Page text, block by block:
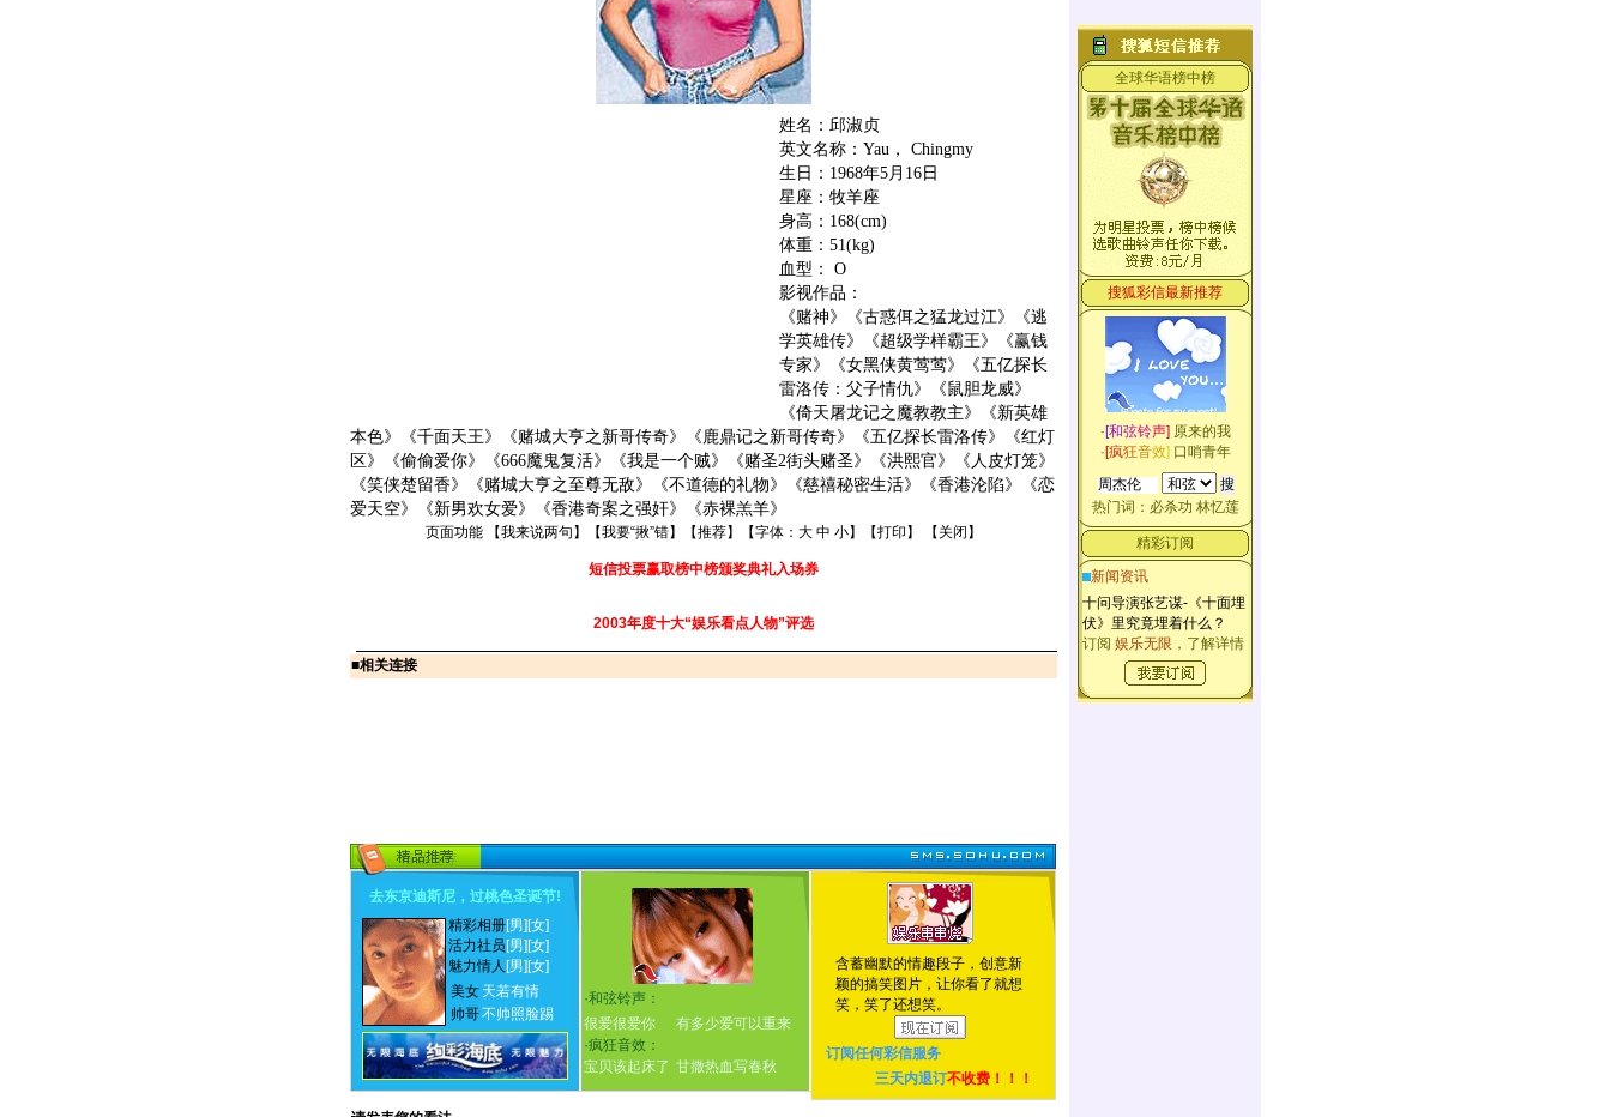
姓名：邱淑贞
英文名称：Yau， Chingmy
生日：1968年5月16日
星座：牧羊座
身高：168(cm)
体重：51(kg)
血型： O
影视作品：
《赌神》《古惑佴之猛龙过江》《逃
学英雄传》《超级学样霸王》《赢钱
专家》《女黑侠黄莺莺》《五亿探长
雷洛传：父子情仇》《鼠胆龙威》
《倚天屠龙记之魔教教主》《新英雄
本色》《千面天王》《赌城大亨之新哥传奇》《鹿鼎记之新哥传奇》《五亿探长雷洛传》《红灯
区》《偷偷爱你》《666魔鬼复活》《我是一个贼》《赌圣2街头赌圣》《洪熙官》《人皮灯笼》
《笑侠楚留香》《赌城大亨之至尊无敌》《不道德的礼物》《慈禧秘密生活》《香港沦陷》《恋
爱天空》《新男欢女爱》《香港奇案之强奸》《赤裸羔羊》
页面功能 【我来说两句 】【我要“揪”错】【推荐】【字体： 大 中 小】【打印 】 【 关闭 】
短信投票赢取榜中榜颁奖典礼入场券
2003年度十大“娱乐看点人物”评选
■相关连接
去东京迪斯尼，过桃色圣诞节!
精彩相册[男] [女]
活力社员 [男] [女]
魅力情人 [男] [女]
美女 天若有情
帅哥不帅照脸踢
·和弦铃声：
很爱很爱你
有多少爱可以重来
·疯狂音效：
宝贝该起床了 甘撒热血写春秋
含蓄幽默的情趣段子，创意新
颖的搞笑图片，让你看了就想
笑，笑了还想笑。
订阅任何彩信服务
三天内退订不收费！！！
全球华语榜中榜
搜狐彩信最新推荐
·[和弦铃声] 原来的我
·[疯狂音效] 口哨青年
热门词： 必杀功 林忆莲
精彩订阅
新闻资讯
十问导演张艺谋-《十面埋
伏》里究竟埋着什么？
订阅 娱乐无限 ，了解详情